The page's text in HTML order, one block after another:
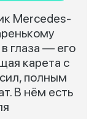
Mercedes-
глаза — его
карета с
полным
В нём есть